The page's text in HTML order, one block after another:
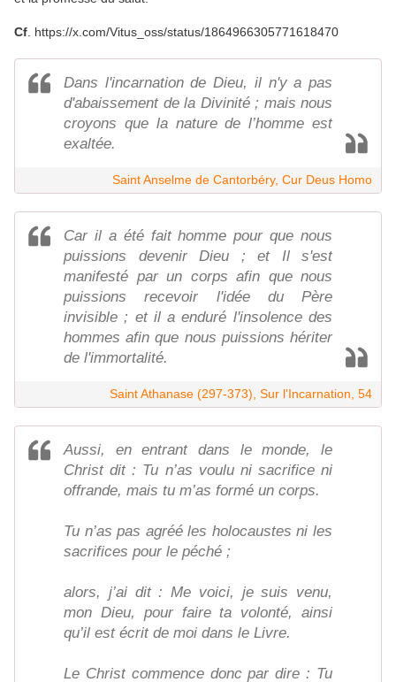
Cf . https://x.com/Vitus_oss/status/1864966305771618470
Dans l'incarnation de Dieu, il n'y a pas
d'abaissement de la Divinité ; mais nous
croyons que la nature de l’homme est
exaltée.
Saint Anselme de Cantorbéry, Cur Deus Homo
Car il a été fait homme pour que nous
puissions devenir Dieu ; et Il s'est
manifesté par un corps afin que nous
puissions recevoir l'idée du Père
invisible ; et il a enduré l'insolence des
hommes afin que nous puissions hériter
de l'immortalité.
Saint Athanase (297-373), Sur l'Incarnation, 54
Aussi, en entrant dans le monde, le
Christ dit : Tu n’as voulu ni sacrifice ni
offrande, mais tu m’as formé un corps.
Tu n’as pas agréé les holocaustes ni les
sacrifices pour le péché ;
alors, j’ai dit : Me voici, je suis venu,
mon Dieu, pour faire ta volonté, ainsi
qu’il est écrit de moi dans le Livre.
Le Christ commence donc par dire : Tu